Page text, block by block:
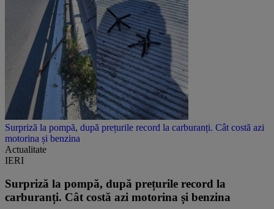
Surpriză la pompă, după prețurile record la carburanți. Cât costă azi
motorina și benzina
Actualitate
IERI
Surpriză la pompă, după prețurile record la
carburanți. Cât costă azi motorina și benzina